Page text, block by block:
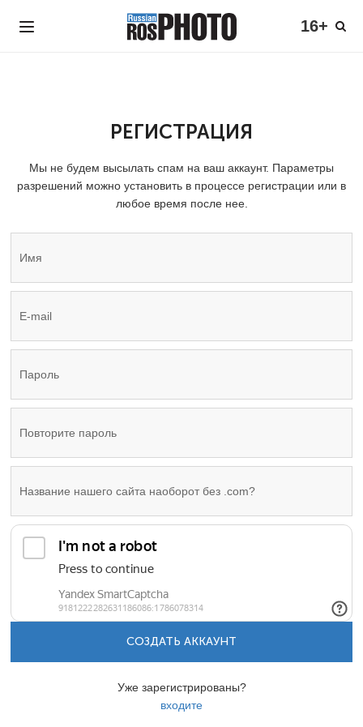
16+
РЕГИСТРАЦИЯ
Мы не будем высылать спам на ваш аккаунт. Параметры
разрешений можно установить в процессе регистрации или в
любое время после нее.
СОЗДАТЬ АККАУНТ
Уже зарегистрированы?
входите